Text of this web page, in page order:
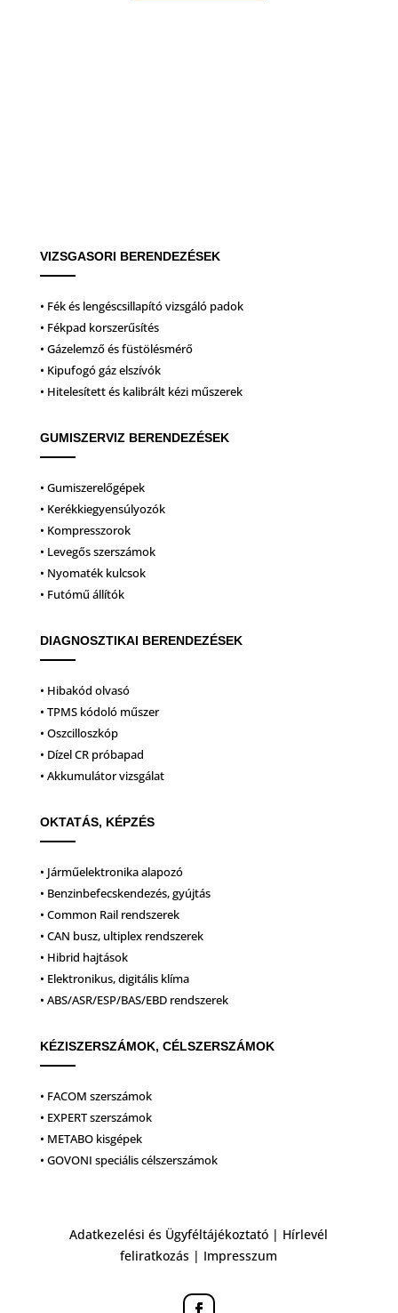
VIZSGASORI BERENDEZÉSEK
• Fék és lengéscsillapító vizsgáló padok
• Fékpad korszerűsítés
• Gázelemző és füstölésmérő
• Kipufogó gáz elszívók
• Hitelesített és kalibrált kézi műszerek
GUMISZERVIZ BERENDEZÉSEK
• Gumiszerelőgépek
• Kerékkiegyensúlyozók
• Kompresszorok
• Levegős szerszámok
• Nyomaték kulcsok
• Futómű állítók
DIAGNOSZTIKAI BERENDEZÉSEK
• Hibakód olvasó
• TPMS kódoló műszer
• Oszcilloszkóp
• Dízel CR próbapad
• Akkumulátor vizsgálat
OKTATÁS, KÉPZÉS
• Járműelektronika alapozó
• Benzinbefecskendezés, gyújtás
• Common Rail rendszerek
• CAN busz, ultiplex rendszerek
• Hibrid hajtások
• Elektronikus, digitális klíma
• ABS/ASR/ESP/BAS/EBD rendszerek
KÉZISZERSZÁMOK, CÉLSZERSZÁMOK
• FACOM szerszámok
• EXPERT szerszámok
• METABO kisgépek
• GOVONI speciális célszerszámok
Adatkezelési és Ügyféltájékoztató | Hírlevél
feliratkozás | Impresszum